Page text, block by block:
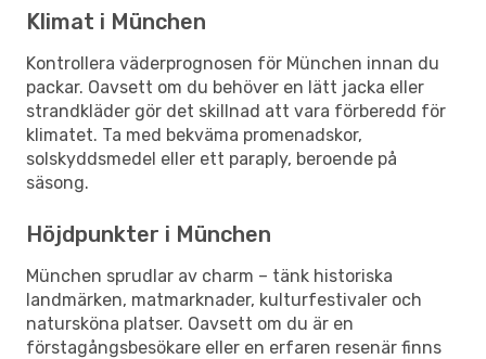
Klimat i München
Kontrollera väderprognosen för München innan du
packar. Oavsett om du behöver en lätt jacka eller
strandkläder gör det skillnad att vara förberedd för
klimatet. Ta med bekväma promenadskor,
solskyddsmedel eller ett paraply, beroende på
säsong.
Höjdpunkter i München
München sprudlar av charm – tänk historiska
landmärken, matmarknader, kulturfestivaler och
natursköna platser. Oavsett om du är en
förstagångsbesökare eller en erfaren resenär finns